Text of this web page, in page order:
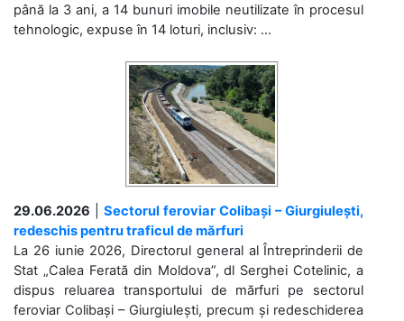
până la 3 ani, a 14 bunuri imobile neutilizate în procesul
tehnologic, expuse în 14 loturi, inclusiv: ...
29.06.2026
Sectorul feroviar Colibași – Giurgiulești,
redeschis pentru traficul de mărfuri
La 26 iunie 2026, Directorul general al Întreprinderii de
Stat „Calea Ferată din Moldova”, dl Serghei Cotelinic, a
dispus reluarea transportului de mărfuri pe sectorul
feroviar Colibași – Giurgiulești, precum și redeschiderea